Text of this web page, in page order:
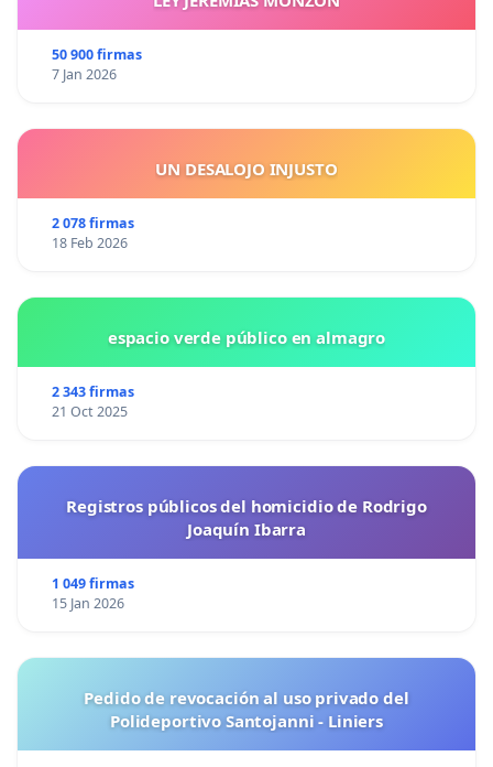
50 900 firmas
7 Jan 2026
UN DESALOJO INJUSTO
2 078 firmas
18 Feb 2026
espacio verde público en almagro
2 343 firmas
21 Oct 2025
Registros públicos del homicidio de Rodrigo
Joaquín Ibarra
1 049 firmas
15 Jan 2026
Pedido de revocación al uso privado del
Polideportivo Santojanni - Liniers